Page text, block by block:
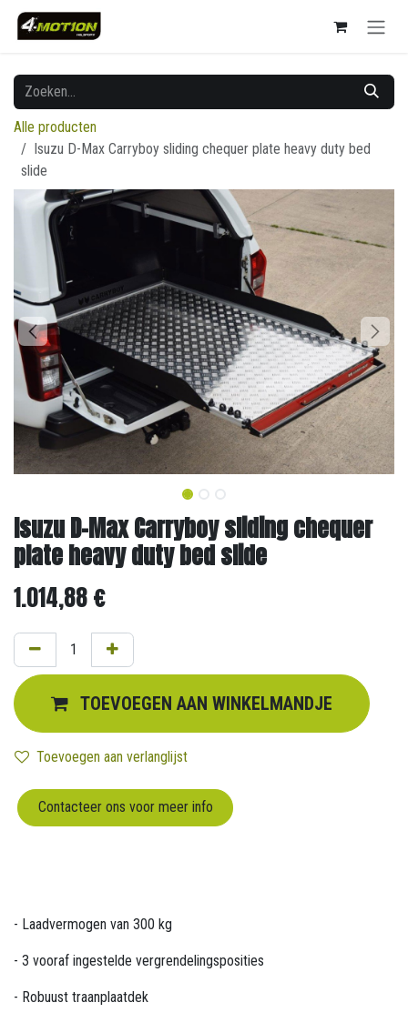
Overslaan naar inhoud
Alle producten
Isuzu D-Max Carryboy sliding chequer plate heavy duty bed
slide
Isuzu D-Max Carryboy sliding chequer
plate heavy duty bed slide
1.014,88€
TOEVOEGEN AAN WINKELMANDJE
Toevoegen aan verlanglijst
Contacteer ons voor meer info
- Laadvermogen van 300 kg
- 3 vooraf ingestelde vergrendelingsposities
- Robuust traanplaatdek